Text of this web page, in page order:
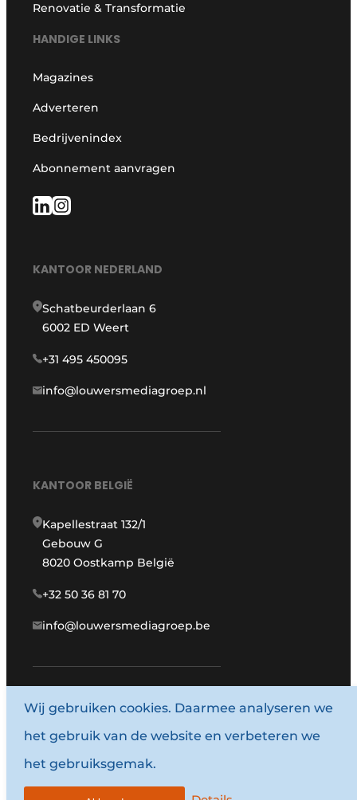
Renovatie & Transformatie
HANDIGE LINKS
Magazines
Adverteren
Bedrijvenindex
Abonnement aanvragen
KANTOOR NEDERLAND
Schatbeurderlaan 6
6002 ED Weert
+31 495 450095
info@louwersmediagroep.nl
KANTOOR BELGIË
Kapellestraat 132/1
Gebouw G
8020 Oostkamp België
+32 50 36 81 70
info@louwersmediagroep.be
www.louwersmediagroep.com
© 1987 - 2026 Louwersmediagroep.
Algemene voorwaarden
Wij gebruiken cookies. Daarmee analyseren we
het gebruik van de website en verbeteren we
het gebruiksgemak.